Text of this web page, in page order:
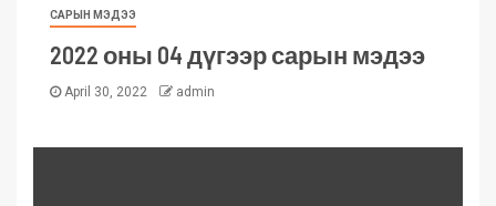
САРЫН МЭДЭЭ
2022 оны 04 дүгээр сарын мэдээ
April 30, 2022 admin